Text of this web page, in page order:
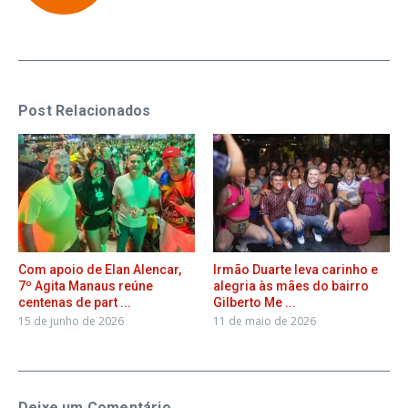
Post Relacionados
Com apoio de Elan Alencar,
7º Agita Manaus reúne
centenas de part ...
15 de junho de 2026
Irmão Duarte leva carinho e
alegria às mães do bairro
Gilberto Me ...
11 de maio de 2026